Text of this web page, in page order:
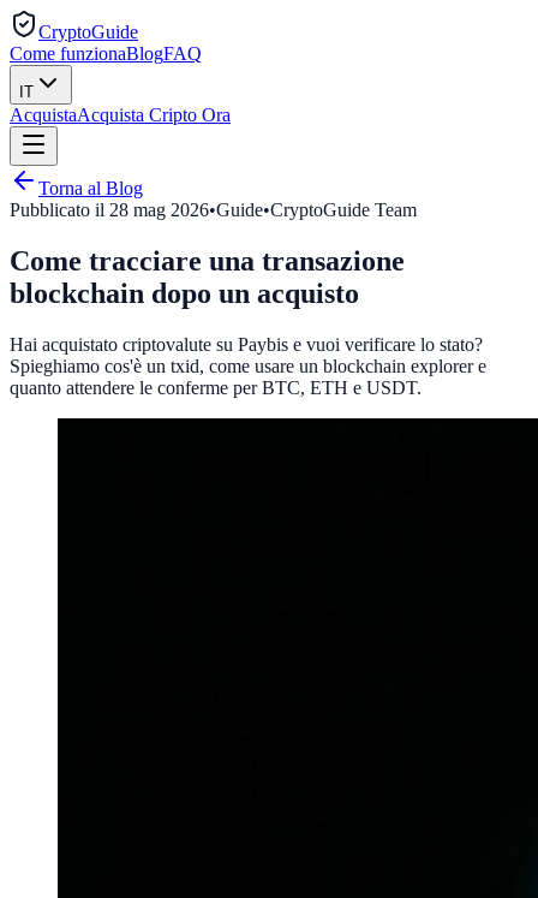
CryptoGuide
Come funzionaBlogFAQ
IT
AcquistaAcquista Cripto Ora
Torna al Blog
Pubblicato il 28 mag 2026•Guide•CryptoGuide Team
Come tracciare una transazione
blockchain dopo un acquisto
Hai acquistato criptovalute su Paybis e vuoi verificare lo stato?
Spieghiamo cos'è un txid, come usare un blockchain explorer e
quanto attendere le conferme per BTC, ETH e USDT.